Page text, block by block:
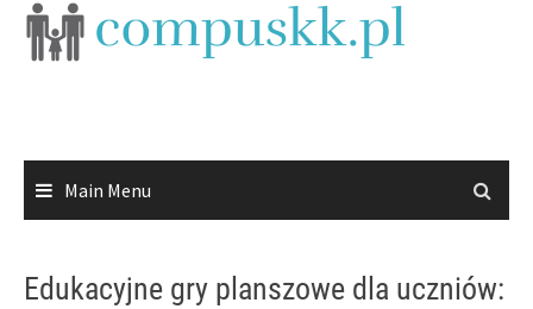
Skip
Main Menu
Edukacyjne gry planszowe dla uczniów: